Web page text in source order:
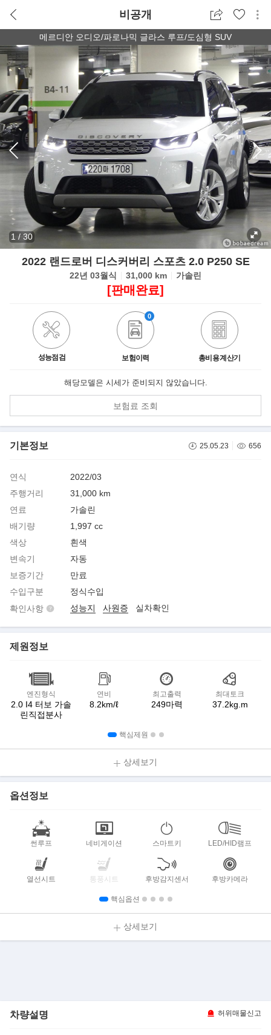
비공개
메르디안 오디오/파로나믹 글라스 루프/도심형 SUV
1 / 30
2022 랜드로버 디스커버리 스포츠 2.0 P250 SE
22년 03월식 31,000 km 가솔린
[판매완료]
성능점검 보험이력
0
총비용 계산기
해당모델은 시세가 준비되지 않았습니다.
보험료 조회
기본정보 25.05.23 656
연식
2022/03
주행거리
31,000 km
연료
가솔린
배기량
1,997 cc
색상
흰색
변속기
자동
보증기간
만료
수입구분
정식수입
확인사항
성능지 사원증 실차확인
제원정보
엔진형식
2.0 I4 터보 가솔
린직접분사
연비
8.2km/ℓ
최고출력
249마력
최대토크
37.2kg.m
핵심제원
상세보기
옵션정보
썬루프 네비게이션 스마트키 LED/HID램프
열선시트 통풍시트 후방감지센서 후방카메라
핵심옵션
상세보기
차량설명 허위매물신고